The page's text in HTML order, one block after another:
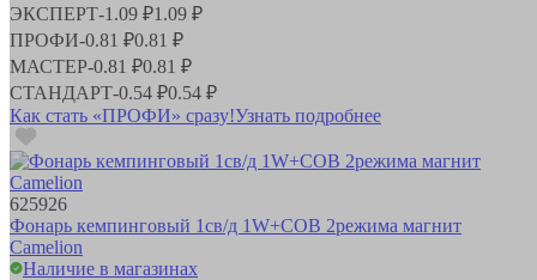
ЭКСПЕРТ-1.09 ₽1.09 ₽
ПРОФИ-0.81 ₽0.81 ₽
МАСТЕР-0.81 ₽0.81 ₽
СТАНДАРТ-0.54 ₽0.54 ₽
Как стать «ПРОФИ» сразу!Узнать подробнее
625926
Фонарь кемпинговый 1св/д 1W+COB 2режима магнит
Camelion
Наличие в магазинах